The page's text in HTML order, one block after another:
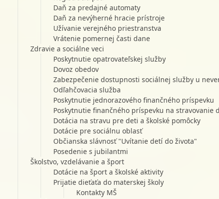
Daň za predajné automaty
Daň za nevýherné hracie prístroje
Užívanie verejného priestranstva
Vrátenie pomernej časti dane
Zdravie a sociálne veci
Poskytnutie opatrovateľskej služby
Dovoz obedov
Zabezpečenie dostupnosti sociálnej služby u
Odľahčovacia služba
Poskytnutie jednorazového finančného príspevku
Poskytnutie finančného príspevku na stravovanie
Dotácia na stravu pre deti a školské pomôcky
Dotácie pre sociálnu oblasť
Občianska slávnosť "Uvítanie detí do života"
Posedenie s jubilantmi
Školstvo, vzdelávanie a šport
Dotácie na šport a školské aktivity
Prijatie dieťaťa do materskej školy
Kontakty MŠ